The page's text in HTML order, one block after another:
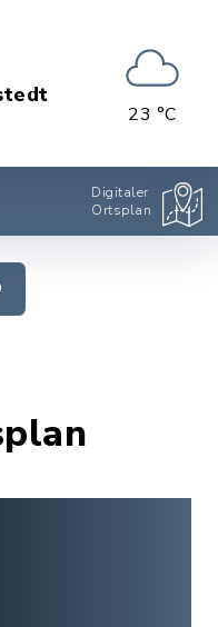
23 °C
Digitaler
Ortsplan